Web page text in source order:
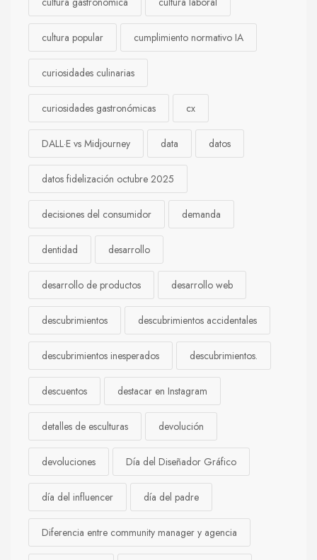
cultura popular cumplimiento normativo IA
curiosidades culinarias
curiosidades gastronómicas cx
DALL·E vs Midjourney data datos
datos fidelización octubre 2025
decisiones del consumidor demanda
dentidad desarrollo
desarrollo de productos desarrollo web
descubrimientos descubrimientos accidentales
descubrimientos inesperados descubrimientos.
descuentos destacar en Instagram
detalles de esculturas devolución
devoluciones Día del Diseñador Gráfico
día del influencer día del padre
Diferencia entre community manager y agencia